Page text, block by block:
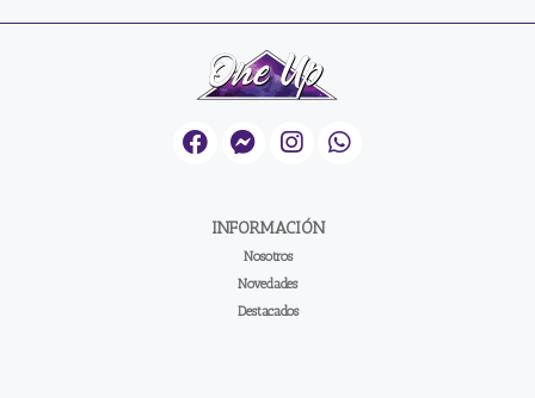
INFORMACIÓN
Nosotros
Novedades
Destacados